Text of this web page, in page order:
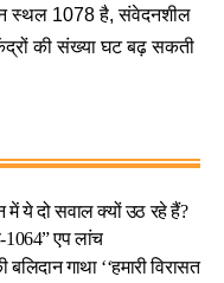
स्थल 1078 है, संवेदनशील
की संख्या घट बढ़ सकती
में ये दो सवाल क्यों उठ रहे हैं?
1064” एप लांच
गाथा ‘‘हमारी विरासत